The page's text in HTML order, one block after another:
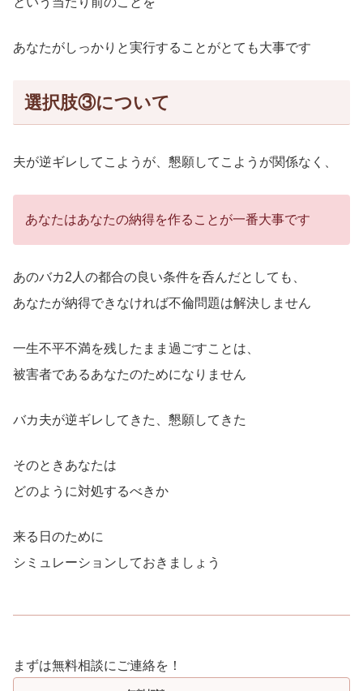
あなたがしっかりと実行することがとても大事です
選択肢③について
夫が逆ギレしてこようが、懇願してこようが関係なく、
あなたはあなたの納得を作ることが一番大事です
あのバカ2人の都合の良い条件を呑んだとしても、
あなたが納得できなければ不倫問題は解決しません
一生不平不満を残したまま過ごすことは、
被害者であるあなたのためになりません
バカ夫が逆ギレしてきた、懇願してきた
そのときあなたは
どのように対処するべきか
来る日のために
シミュレーションしておきましょう
まずは無料相談にご連絡を！